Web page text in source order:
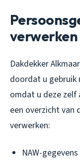
verwerken
Dakdekker
doordat u gebruik
omdat u deze
een overzicht van
verwerken:
NAW-gegevens